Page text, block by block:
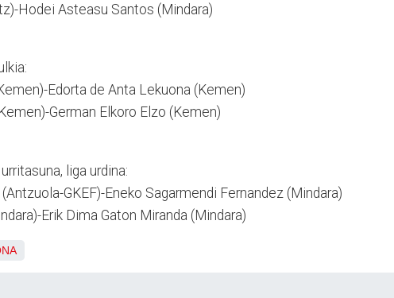
Hodei Asteasu Santos (Mindara)
Edorta de Anta Lekuona (Kemen)
German Elkoro Elzo (Kemen)
liga urdina:
GKEF)-Eneko Sagarmendi Fernandez (Mindara)
Erik Dima Gaton Miranda (Mindara)